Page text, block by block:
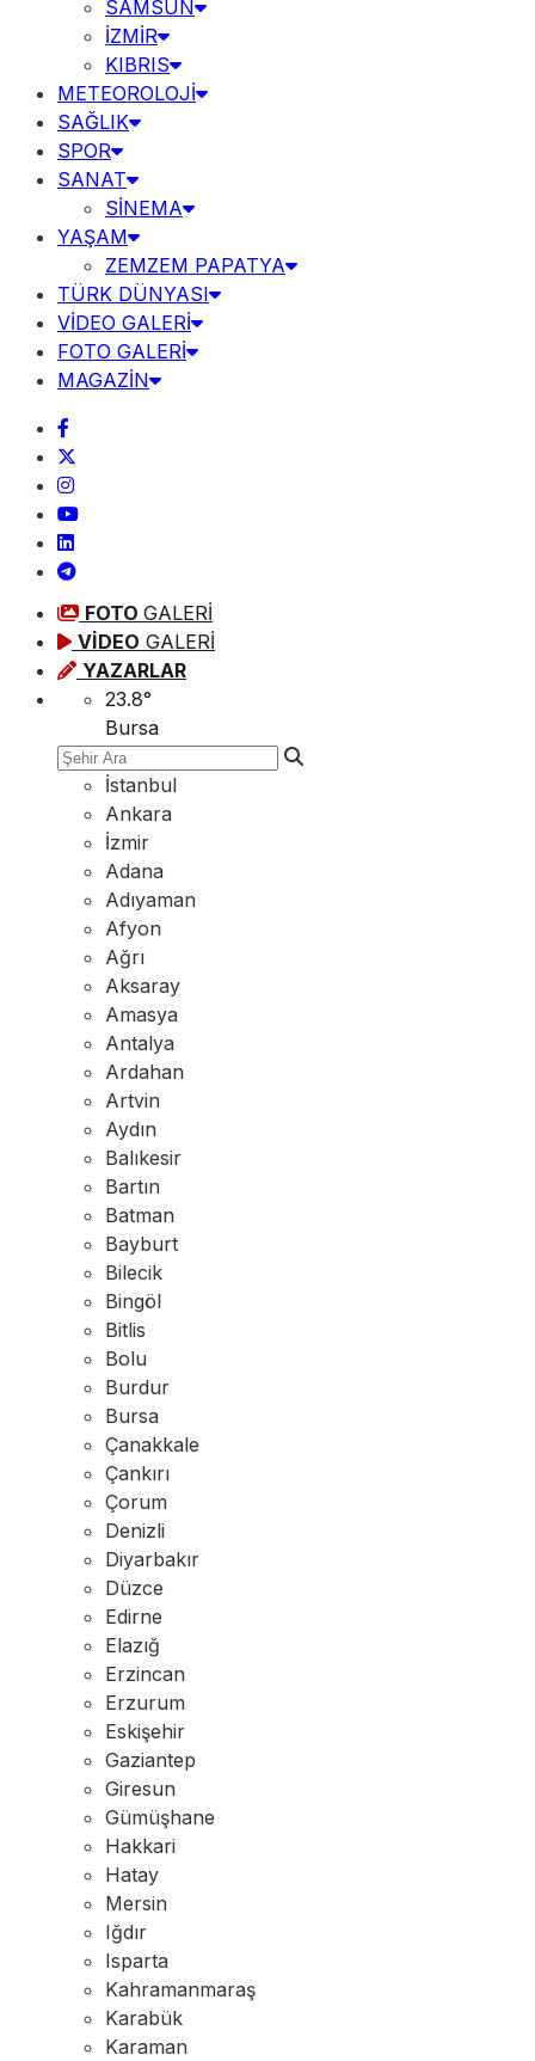
SAMSUN
İZMİR
KIBRIS
METEOROLOJİ
SAĞLIK
SPOR
SANAT
SİNEMA
YAŞAM
ZEMZEM PAPATYA
TÜRK DÜNYASI
VİDEO GALERİ
FOTO GALERİ
MAGAZİN
FOTO GALERİ
VİDEO GALERİ
YAZARLAR
23.8°
Bursa
İstanbul
Ankara
İzmir
Adana
Adıyaman
Afyon
Ağrı
Aksaray
Amasya
Antalya
Ardahan
Artvin
Aydın
Balıkesir
Bartın
Batman
Bayburt
Bilecik
Bingöl
Bitlis
Bolu
Burdur
Bursa
Çanakkale
Çankırı
Çorum
Denizli
Diyarbakır
Düzce
Edirne
Elazığ
Erzincan
Erzurum
Eskişehir
Gaziantep
Giresun
Gümüşhane
Hakkari
Hatay
Mersin
Iğdır
Isparta
Kahramanmaraş
Karabük
Karaman